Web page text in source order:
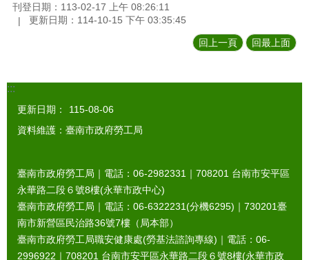
刊登日期：113-02-17 上午 08:26:11
更新日期：114-10-15 下午 03:35:45
回上一頁 回最上面
:::
更新日期：
115-08-06
資料維護：臺南市政府勞工局
臺南市政府勞工局｜電話：06-2982331｜ 708201 台南市安平區
永華路二段６號8樓(永華市政中心)
臺南市政府勞工局｜電話：06-6322231(分機6295)｜ 730201臺
南市新營區民治路36號7樓（局本部）
臺南市政府勞工局職安健康處(勞基法諮詢專線)｜電話：06-
2996922｜ 708201 台南市安平區永華路二段６號8樓(永華市政